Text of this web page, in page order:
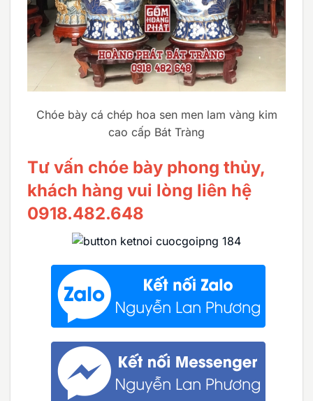
Chóe bày cá chép hoa sen men lam vàng kim
cao cấp Bát Tràng
Tư vấn chóe bày phong thủy,
khách hàng vui lòng liên hệ
0918.482.648